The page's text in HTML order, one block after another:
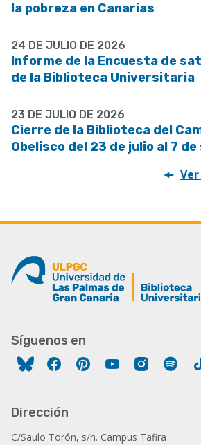
la pobreza en Canarias
24 DE JULIO DE 2026
Informe de la Encuesta de
de la Biblioteca Universitaria
23 DE JULIO DE 2026
Cierre de la Biblioteca del
Obelisco del 23 de julio al 7
Síguenos en
FacebookPinterestYouTubeInstagram
Dirección
C/Saulo Torón, s/n. Campus Tafira